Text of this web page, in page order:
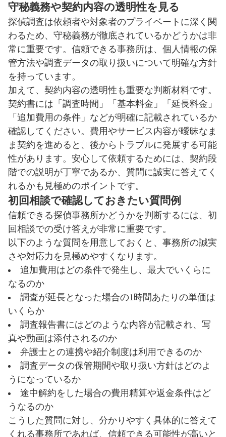
守秘義務や契約内容の透明性を見る
探偵調査は依頼者や対象者のプライベートに深く関
わるため、守秘義務が徹底されているかどうかは非
常に重要です。信頼できる事務所は、個人情報の保
管方法や調査データの取り扱いについて明確な方針
を持っています。
加えて、契約内容の透明性も重要な判断材料です。
契約書には「調査時間」「基本料金」「延長料金」
「追加費用の条件」などが明確に記載されているか
確認してください。費用やサービス内容が曖昧なま
ま契約を進めると、後からトラブルに発展する可能
性があります。安心して依頼するためには、契約段
階での説明が丁寧であるか、質問に誠実に答えてく
れるかも見極めのポイントです。
初回相談で確認しておきたい質問例
信頼できる探偵事務所かどうかを判断するには、初
回相談での受け答えが非常に重要です。
以下のような質問を用意しておくと、事務所の誠実
さや対応力を見極めやすくなります。
追加費用はどの条件で発生し、最大でいくらに
なるのか
調査が延長となった場合の1時間あたりの単価は
いくらか
調査報告書にはどのような内容が記載され、写
真や動画は添付されるのか
弁護士との連携や紹介制度は利用できるのか
調査データの保管期間や取り扱い方針はどのよ
うになっているか
途中解約をした場合の費用精算や返金条件はど
うなるのか
こうした質問に対し、分かりやすく具体的に答えて
くれる事務所であれば、信頼できる可能性が高いと